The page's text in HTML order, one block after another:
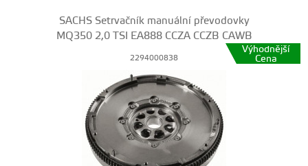
SACHS Setrvačník manuální převodovky
MQ350 2,0 TSI EA888 CCZA CCZB CAWB
2294000838
Výhodnější
Cena